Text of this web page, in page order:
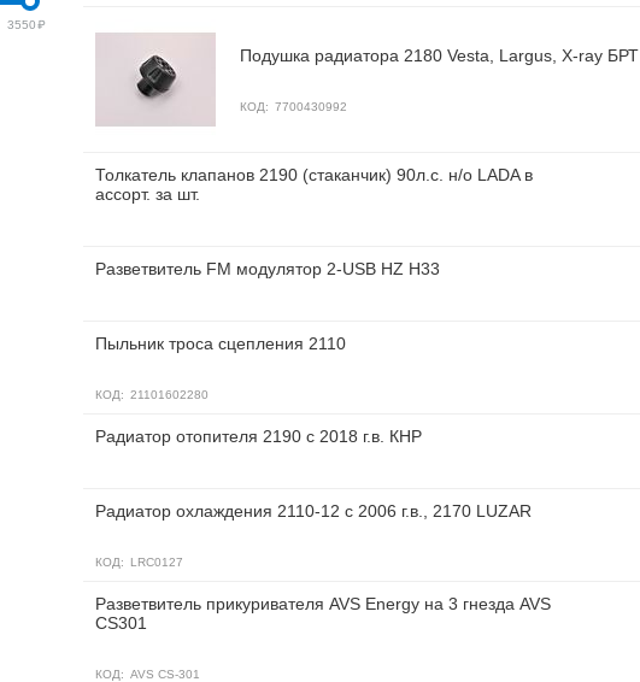
Подушка радиатора 2180 Vesta, Largus, X-ray БРТ
КОД: 7700430992
Толкатель клапанов 2190 (стаканчик) 90л.с. н/о LADA в
ассорт. за шт.
Разветвитель FM модулятор 2-USB HZ H33
Пыльник троса сцепления 2110
КОД: 21101602280
Радиатор отопителя 2190 c 2018 г.в. КНР
Радиатор охлаждения 2110-12 с 2006 г.в., 2170 LUZAR
КОД: LRC0127
Разветвитель прикуривателя AVS Energy на 3 гнезда AVS
CS301
КОД: AVS CS-301
3550₽